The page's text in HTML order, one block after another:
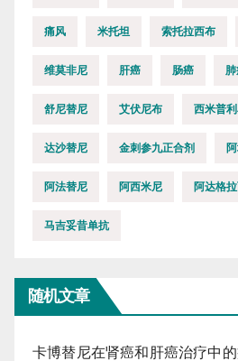
痛风 米托坦 索托拉西布
维莫非尼 肝癌 肠癌
舒尼替尼 艾伏尼布 西米普
达沙替尼 金刺参九正合剂
阿法替尼 阿西米尼 阿达格
马吉妥昔单抗
随机文章
卡博替尼在肾癌和肝癌治疗中